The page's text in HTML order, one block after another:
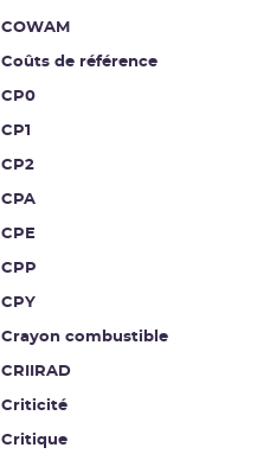
COWAM
Coûts de référence
CP0
CP1
CP2
CPA
CPE
CPP
CPY
Crayon combustible
CRIIRAD
Criticité
Critique